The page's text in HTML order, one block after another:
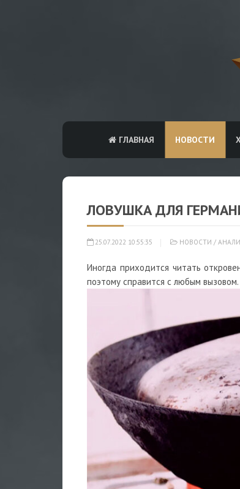
ГЛАВНАЯ НОВОСТИ
ЛОВУШКА ДЛЯ
25.07.2022 10:55:35 НОВОСТИ /
Иногда приходится читать
поэтому справится с любым